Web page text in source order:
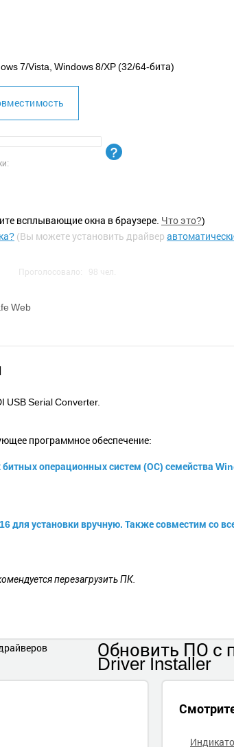
7/Vista, Windows 8/XP (32/64-бита)
всплывающие окна в браузере. Что это?)
(Вы можете установить драйвер
Проголосовало: 98 чел.
Web
USB Serial Converter.
программное обеспечение:
битных операционных систем (ОС) семейства
для установки вручную. Также совместим со
перезагрузить ПК.
Обновить ПО с
Driver Installer